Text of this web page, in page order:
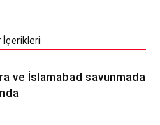
İçerikleri
ve İslamabad savunmada